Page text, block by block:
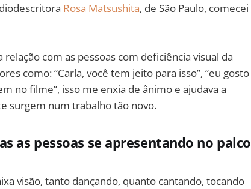
Rosa Matsushita, de São Paulo, comecei
com as pessoas com deficiência visual da
como: “Carla, você tem jeito para isso”, “eu gosto
no filme”, isso me enxia de ânimo e ajudava a
surgem num trabalho tão novo.
as pessoas se apresentando no palco
visão, tanto dançando, quanto cantando, tocando